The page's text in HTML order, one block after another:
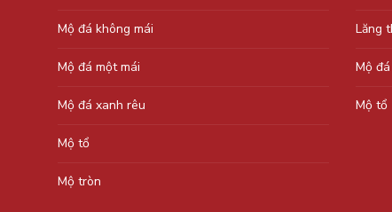
Mộ đá không mái
Mộ đá một mái
Mộ đá xanh rêu
Mộ tổ
Mộ tròn
Lăng
Mộ
Mộ tổ